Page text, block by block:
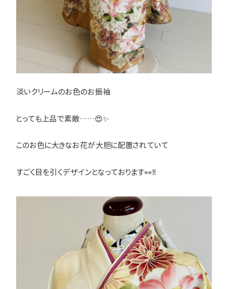
淡いクリームのお色のお振袖
とっても上品で素敵……😍✨
このお色に大きなお花が大胆に配置されていて
すごく目を引くデザインとなっております👀‼